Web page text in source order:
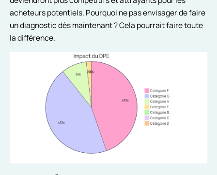
acheteurs potentiels. Pourquoi ne pas envisager de faire
un diagnostic dès maintenant ? Cela pourrait faire toute
la différence.